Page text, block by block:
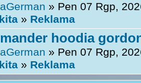
» Pen 07 Rgp,
» Reklama
hoodia
» Pen 07 Rgp,
» Reklama